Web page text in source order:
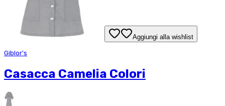
Aggiungi alla wishlist
Giblor's
Casacca Camelia Colori